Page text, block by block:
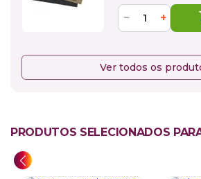
− +
Ver todos os
PRODUTOS SELECIONADOS